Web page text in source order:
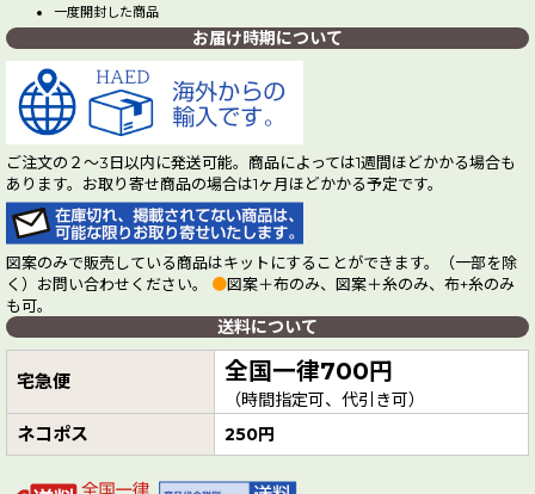
一度開封した商品
お届け時期について
ご注文の２～3日以内に発送可能。商品によっては1週間ほどかかる場合も
あります。お取り寄せ商品の場合は1ヶ月ほどかかる予定です。
図案のみで販売している商品はキットにすることができます。（一部を除
く）お問い合わせください。 ●図案＋布のみ、図案＋糸のみ、布+糸のみ
も可。
送料について
宅急便 全国一律700円
（時間指定可、代引き可）
ネコポス 250円